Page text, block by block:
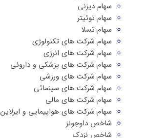
سهام دیزنی
سهام توئیتر
سهام تسلا
سهام شرکت های تکنولوژی
سهام شرکت های انرژی
سهام شرکت های پزشکی و داروئی
سهام شرکت های ورزشی
سهام شرکت های سینمائی
سهام شرکت های مالی
سهام شرکت های هواپیمایی و ایرلاین
شاخص داوجونز
شاخص نزدک